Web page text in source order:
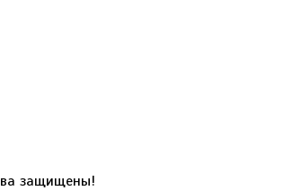
защищены!